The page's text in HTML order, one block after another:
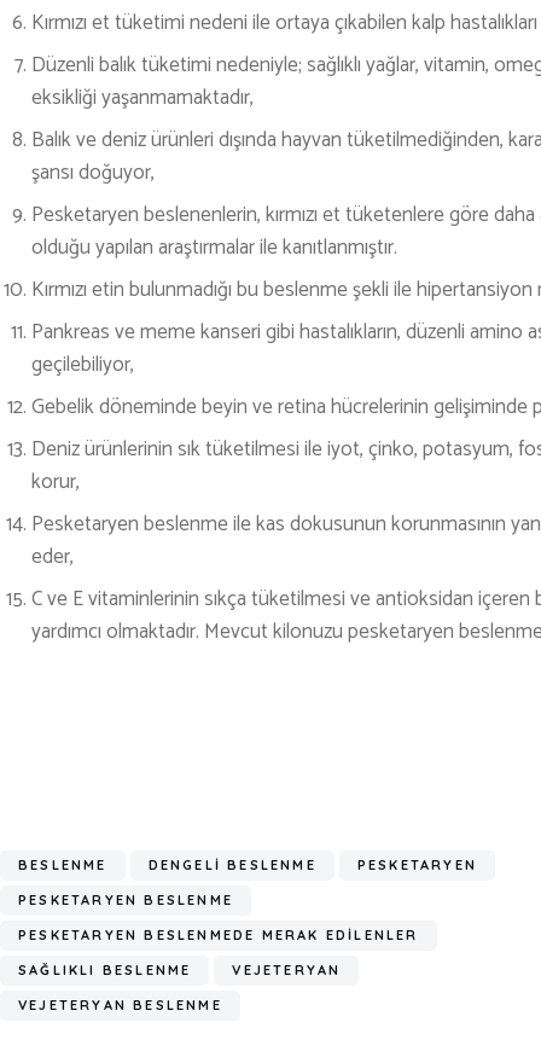
Kırmızı et tüketimi nedeni ile ortaya çıkabilen kalp
Düzenli balık tüketimi nedeniyle; sağlıklı yağlar, vitamin,
eksikliği yaşanmamaktadır,
Balık ve deniz ürünleri dışında hayvan tüketilmediğinden,
şansı doğuyor,
Pesketaryen beslenenlerin, kırmızı et tüketenlere göre daha
olduğu yapılan araştırmalar ile kanıtlanmıştır.
Kırmızı etin bulunmadığı bu beslenme şekli ile hipertansiyon
Pankreas ve meme kanseri gibi hastalıkların, düzenli
geçilebiliyor,
Gebelik döneminde beyin ve retina hücrelerinin gelişiminde
Deniz ürünlerinin sık tüketilmesi ile iyot, çinko, potasyum,
korur,
Pesketaryen beslenme ile kas dokusunun korunmasının
eder,
C ve E vitaminlerinin sıkça tüketilmesi ve antioksidan
yardımcı olmaktadır. Mevcut kilonuzu pesketaryen
BESLENME DENGELİ BESLENME PESKETARYEN
PESKETARYEN BESLENME
PESKETARYEN BESLENMEDE MERAK EDİLENLER
SAĞLIKLI BESLENME VEJETERYAN
VEJETERYAN BESLENME